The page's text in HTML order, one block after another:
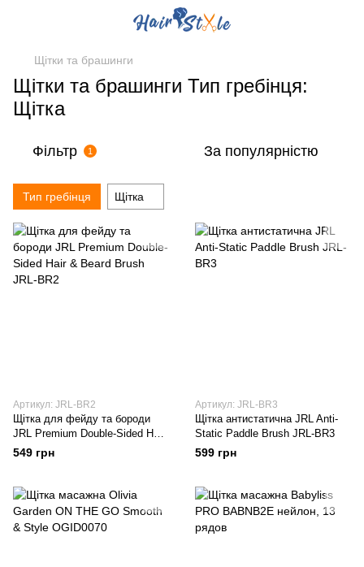
Щітки та брашинги
Щітки та брашинги Тип гребінця:
Щітка
Фільтр 1 За популярністю
Тип гребінця Щітка
Артикул: JRL-BR2
Щітка для фейду та бороди
JRL Premium Double-Sided Hair
& Beard Brush JRL-BR2
549 грн
Артикул: JRL-BR3
Щітка антистатична JRL Anti-
Static Paddle Brush JRL-BR3
599 грн